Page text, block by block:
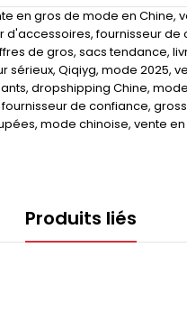
en gros de mode en Chine,
d'accessoires,fournisseur de
de gros, sacs tendance,
sérieux, Qiqiyg, mode 2025,
, dropshipping Chine,
fournisseur de confiance,
, mode chinoise, vente
Produits liés